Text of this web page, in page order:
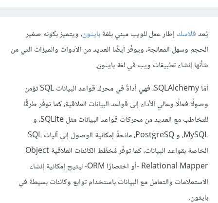
يُعدفلاسك إطار عمل للويب مبني بلغةبايثون، ويتميز بكونه صغير
الحجم وسهل المعالجة، ويوفّر أيضًا العديد من الأدوات والميزات التي من
شأنها إنشاء تطبيقات ويب في لغة بايثون.
أمّا SQLAlchemy، فهي أداةٌ في محرك قواعد البيانات SQL تؤمن
وصولًا فعالًا وعالي الأداء إلى قواعد البيانات العلاقية، كما توفّر طرقًا
للتخاطب مع العديد من محركات قواعد البيانات مثل SQLite، و
MySQL، و PostgreSQ، مانحةً إمكانية الوصول إلى آليات SQL
الخاصة بقواعد البيانات، كما توفّر مُخطِّط الكائنات العلاقية Object
Relational Mapper -أو اختصارًا ORM- ليتيح إمكانية إنشاء
الاستعلامات والتعامل مع البيانات باستخدام توابع وكائنات بسيطة في
بايثون.